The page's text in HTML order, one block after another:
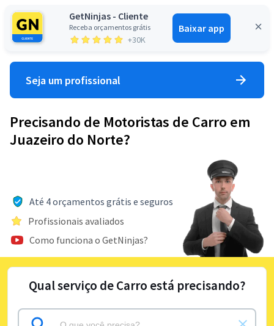
GetNinjas - Cliente
Receba orçamentos grátis
+30K
Baixar app
Entrar
Seja um profissional
Precisando de Motoristas de Carro em
Juazeiro do Norte?
Até 4 orçamentos grátis e seguros
Profissionais avaliados
Como funciona o GetNinjas?
Qual serviço de Carro está precisando?